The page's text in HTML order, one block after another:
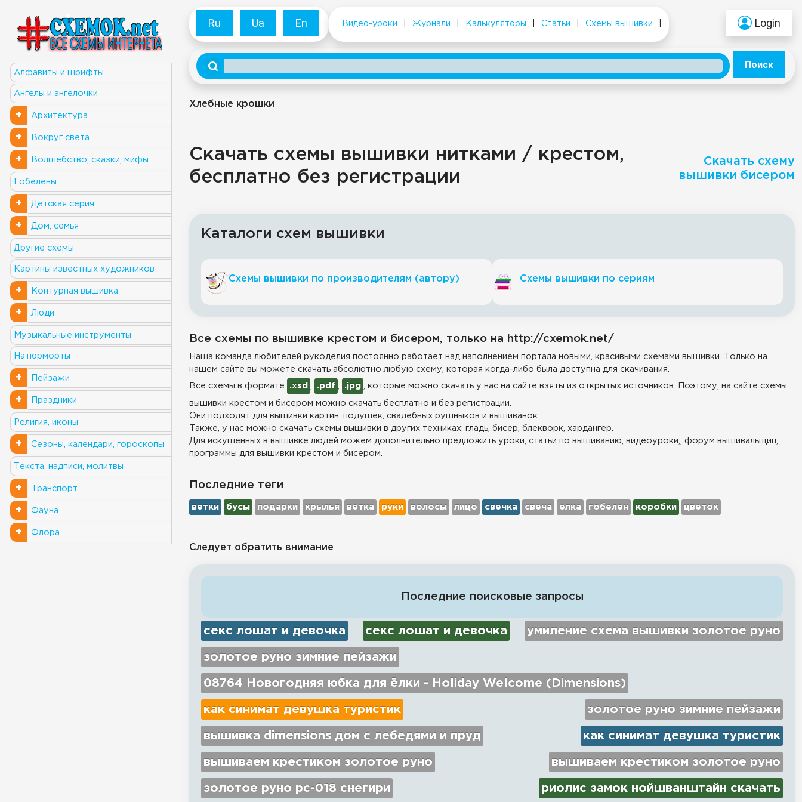
Алфавиты и шрифты
Ангелы и ангелочки
+ Архитектура
+ Вокруг света
+ Волшебство, сказки, мифы
Гобелены
+ Детская серия
+ Дом, семья
Другие схемы
Картины известных художников
+ Контурная вышивка
+ Люди
Музыкальные инструменты
Натюрморты
+ Пейзажи
+ Праздники
Религия, иконы
+ Сезоны, календари, гороскопы
Текста, надписи, молитвы
+ Транспорт
+ Фауна
+ Флора
Ru Ua En Видео-уроки Журнали Калькуляторы Статьи Схемы вышивки Login
Поиск
Хлебные крошки
Скачать схемы вышивки нитками / крестом,
бесплатно без регистрации
Скачать схему
вышивки бисером
Каталоги схем вышивки
Схемы вышивки по производителям (автору) Схемы вышивки по сериям
Все схемы по вышивке крестом и бисером, только на http://cxemok.net/
Наша команда любителей рукоделия постоянно работает над наполнением портала новыми, красивыми схемами вышивки. Только на
нашем сайте вы можете скачать абсолютно любую схему, которая когда-либо была доступна для скачивания.
Все схемы в формате .xsd .pdf .jpg , которые можно скачать у нас на сайте взяты из открытых источников. Поэтому, на сайте схемы
вышивки крестом и бисером можно скачать бесплатно и без регистрации.
Они подходят для вышивки картин, подушек, свадебных рушныков и вышиванок.
Также, у нас можно скачать схемы вышивки в других техниках: гладь, бисер, блекворк, хардангер.
Для искушенных в вышивке людей можем дополнительно предложить уроки, статьи по вышиванию, видеоуроки,, форум вышивальщиц,
программы для вышивки крестом и бисером.
Последние теги
ветки бусы подарки крылья ветка руки волосы лицо свечка свеча елка гобелен коробки цветок
Следует обратить внимание
Последние поисковые запросы
секс лошат и девочка секс лошат и девочка умиление схема вышивки золотое руно
золотое руно зимние пейзажи
08764 Новогодняя юбка для ёлки - Holiday Welcome (Dimensions)
как синимат девушка туристик золотое руно зимние пейзажи
вышивка dimensions дом с лебедями и пруд как синимат девушка туристик
вышиваем крестиком золотое руно вышиваем крестиком золотое руно
золотое руно рс-018 снегири риолис замок нойшванштайн скачать